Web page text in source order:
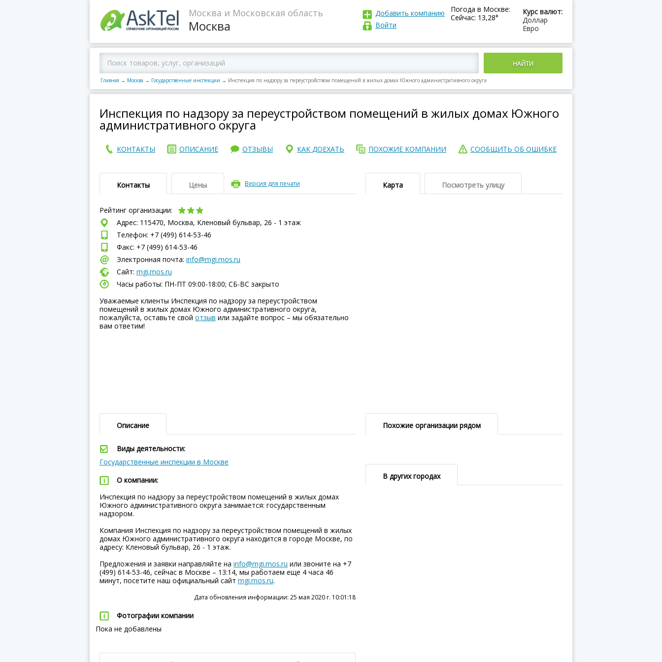
Москва и Московская область
Москва
Курс валют:
Доллар
Евро
Погода в Москве:
Сейчас: 13,28°
Добавить компанию
Войти
Главная → Москва → Государственные инспекции → Инспекция по надзору за переустройством помещений в жилых домах Южного административного округа
Инспекция по надзору за переустройством помещений в жилых домах Южного
административного округа
КОНТАКТЫ ОПИСАНИЕ ОТЗЫВЫ КАК ДОЕХАТЬ ПОХОЖИЕ КОМПАНИИ СООБЩИТЬ ОБ ОШИБКЕ
Контакты Цены Версия для печати
Рейтинг организации:
Адрес: 115470, Москва, Кленовый бульвар, 26 - 1 этаж
Телефон: +7 (499) 614-53-46
Факс: +7 (499) 614-53-46
Электронная почта: info@mgi.mos.ru
Сайт: mgi.mos.ru
Часы работы: ПН-ПТ 09:00-18:00; СБ-ВC закрыто
Уважаемые клиенты Инспекция по надзору за переустройством
помещений в жилых домах Южного административного округа,
пожалуйста, оставьте свой отзыв или задайте вопрос – мы обязательно
вам ответим!
Карта Посмотреть улицу
Описание
Виды деятельности:
Государственные инспекции в Москве
О компании:
Инспекция по надзору за переустройством помещений в жилых домах
Южного административного округа занимается: государственным
надзором.
Компания Инспекция по надзору за переустройством помещений в жилых
домах Южного административного округа находится в городе Москве, по
адресу: Кленовый бульвар, 26 - 1 этаж.
Предложения и заявки направляйте на info@mgi.mos.ru или звоните на +7
(499) 614-53-46, сейчас в Москве – 13:14, мы работаем еще 4 часа 46
минут, посетите наш официальный сайт mgi.mos.ru.
Дата обновления информации: 25 мая 2020 г. 10:01:18
Фотографии компании
Пока не добавлены
Похожие организации рядом
В других городах